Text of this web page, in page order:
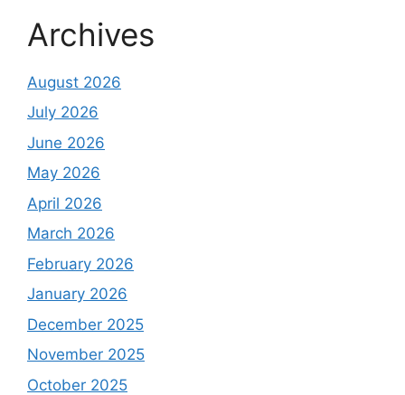
Archives
August 2026
July 2026
June 2026
May 2026
April 2026
March 2026
February 2026
January 2026
December 2025
November 2025
October 2025